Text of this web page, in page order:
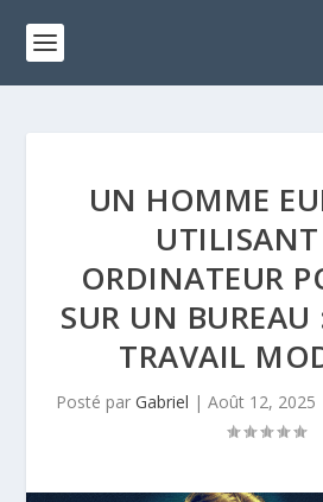
UN HOMME
ORDINATEUR
SUR UN BUREAU
TRAVAIL
Posté par Gabriel | Août 12, 2025